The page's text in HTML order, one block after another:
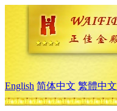
English 简体中文 繁體中文